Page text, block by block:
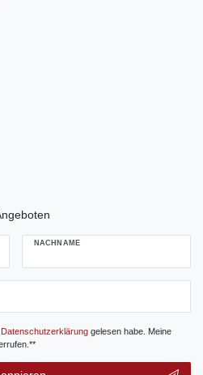
NACHNAME
Daten­schutz­erklärunggelesen habe. Meine